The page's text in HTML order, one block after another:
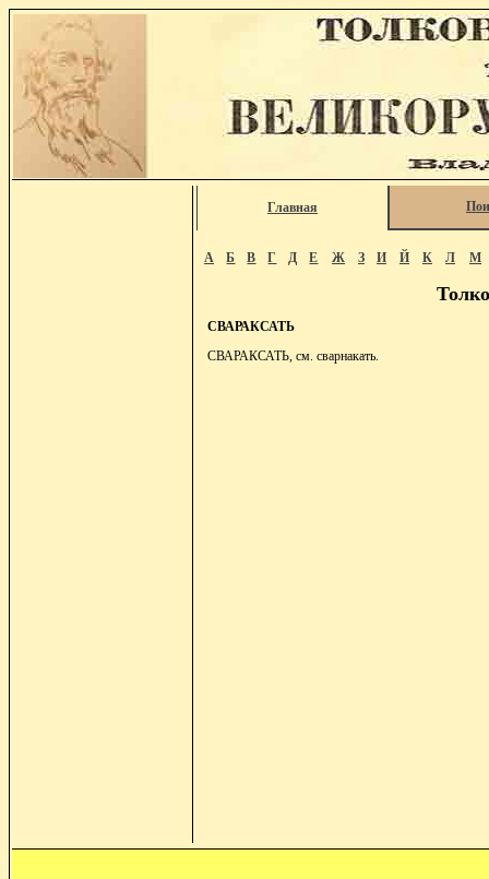
Главная
А Б В Г Д Е Ж З И Й К Л М
СВАРАКСАТЬ
СВАРАКСАТЬ, см. сварнакать.